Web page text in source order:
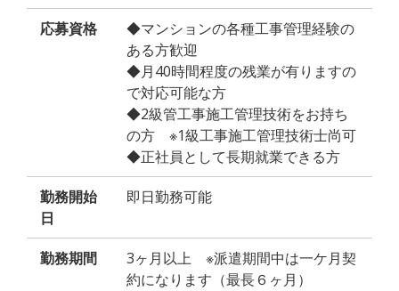
応募資格
◆マンションの各種工事管理経験の
ある方歓迎
◆月40時間程度の残業が有りますの
で対応可能な方
◆2級管工事施工管理技術をお持ち
の方 ※1級工事施工管理技術士尚可
◆正社員として長期就業できる方
勤務開始
日
即日勤務可能
勤務期間
3ヶ月以上 ※派遣期間中は一ケ月契
約になります（最長６ヶ月）